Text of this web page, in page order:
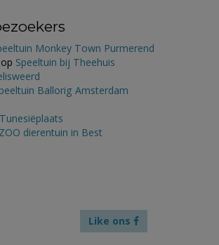
Monkey Town Purmerend
op Speeltuin bij Theehuis
Ballorig Amsterdam
Tunesiëplaats
dierentuin in Best
Like ons